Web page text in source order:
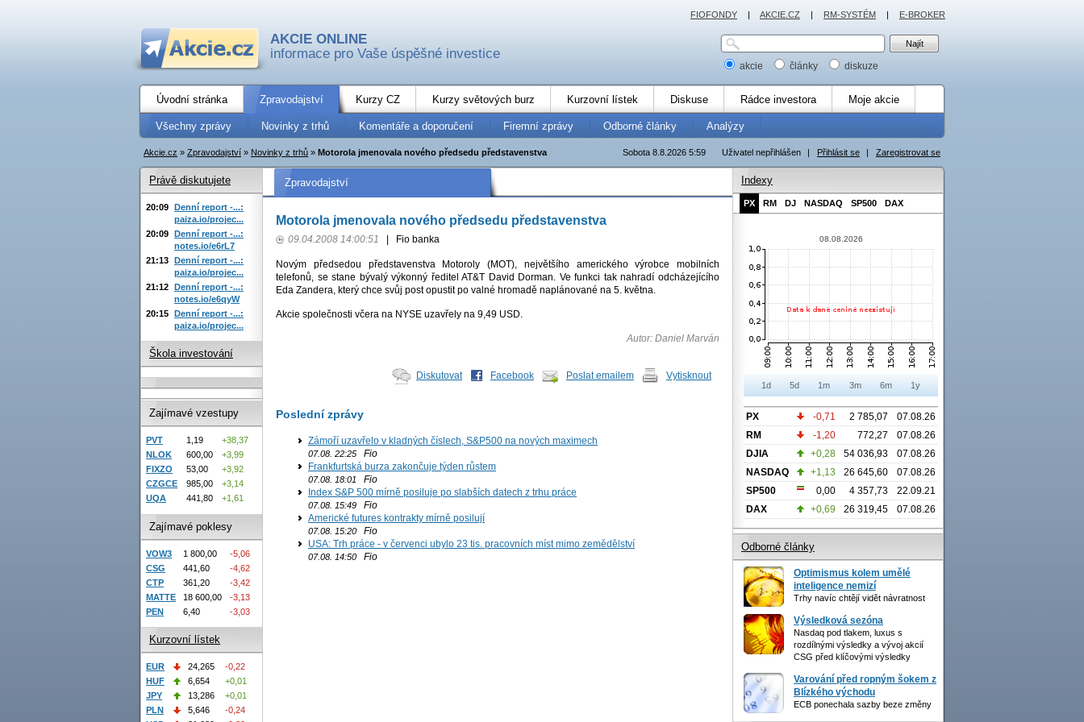
AKCIE ONLINE
informace pro Vaše úspěšné investice
akcie články diskuze
Úvodní stránka Zpravodajství Kurzy CZ Kurzy světových burz Kurzovní lístek Diskuse Rádce investora Moje akcie
Všechny zprávy Novinky z trhů Komentáře a doporučení Firemní zprávy Odborné články Analýzy
Uživatel nepřihlášen | Přihlásit se | Zaregistrovat se
Sobota 8.8.2026 5:59
Akcie.cz » Zpravodajství » Novinky z trhů » Motorola jmenovala nového předsedu představenstva
Zpravodajství
Motorola jmenovala nového předsedu představenstva
09.04.2008 14:00:51 Fio banka
Novým předsedou představenstva Motoroly (MOT), největšího amerického výrobce mobilních
telefonů, se stane bývalý výkonný ředitel AT&T David Dorman. Ve funkci tak nahradí odcházejícího
Eda Zandera, který chce svůj post opustit po valné hromadě naplánované na 5. května.
Akcie společnosti včera na NYSE uzavřely na 9,49 USD.
Autor: Daniel Marván
Diskutovat Facebook Poslat emailem Vytisknout
Poslední zprávy
Zámoří uzavřelo v kladných číslech, S&P500 na nových maximech
07.08. 22:25 Fio
Frankfurtská burza zakončuje týden růstem
07.08. 18:01
Fio
Index S&P 500 mírně posiluje po slabších datech z trhu práce
07.08. 15:49 Fio
Americké futures kontrakty mírně posilují
07.08. 15:20 Fio
USA: Trh práce - v červenci ubylo 23 tis. pracovních míst mimo zemědělství
07.08. 14:50 Fio
Právě diskutujete
20:09 Denní report -...:
paiza.io/projec...
20:09 Denní report -...:
notes.io/e6rL7
21:13 Denní report -...:
paiza.io/projec...
21:12 Denní report -...:
notes.io/e6qyW
20:15 Denní report -...:
paiza.io/projec...
Škola investování
Zajímavé vzestupy
PVT 1,19
+38,37
NLOK
600,00
+3,99
FIXZO
53,00
+3,92
CZGCE
985,00
+3,14
UQA
441,80 +1,61
Zajímavé poklesy
VOW3 1 800,00
-5,06
CSG
441,60
-4,62
CTP
361,20
-3,42
MATTE
18 600,00
-3,13
PEN
6,40 -3,03
Kurzovní lístek
EUR 24,265
-0,22
HUF
6,654
+0,01
JPY
13,286
+0,01
PLN
5,646
-0,24
Indexy
PX RM DJ NASDAQ SP500 DAX
08.08.2026
1d 5d 1m 3m 6m 1y
PX -0,71 2 785,07
07.08.26
RM
-1,20 772,27
07.08.26
DJIA
+0,28 54 036,93
07.08.26
NASDAQ
+1,13 26 645,60
07.08.26
SP500
0,00 4 357,73
22.09.21
DAX
+0,69 26 319,45 07.08.26
Odborné články
Optimismus kolem umělé
inteligence nemizí
Trhy navíc chtějí vidět návratnost
Výsledková sezóna
Nasdaq pod tlakem, luxus s
rozdílnými výsledky a vývoj akcií
CSG před klíčovými výsledky
Varování před ropným šokem z
Blízkého východu
ECB ponechala sazby beze změny
FIOFONDY | AKCIE.CZ | RM-SYSTÉM | E-BROKER